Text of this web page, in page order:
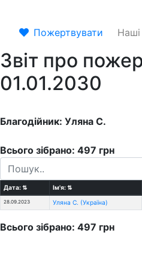
Пожертвувати
Звіт про
01.01.2030
Благодійник: Уляна С.
Всього зібрано: 497 грн
Дата:⇅ Ім'я:⇅
28.09.2023 Уляна С. (Україна)
Всього зібрано: 497 грн